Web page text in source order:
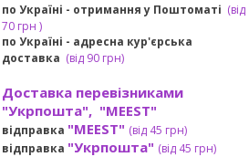
по Україні - отримання у Поштоматі (від
70 грн )
по Україні - адресна кур'єрська
доставка (від90 грн)
Доставка перевізниками
"Укрпошта", "MEEST"
відправка "MEEST" (від 45 грн)
відправка "Укрпошта" (від 45 грн)